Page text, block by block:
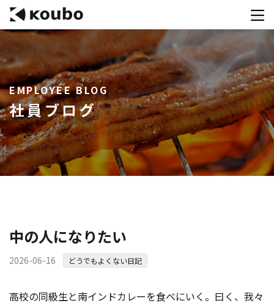
サービス
会社案内
実績紹介
採用情報
資料ダウンロード
コンテストを主催される方へ
公募運営SaaS 「Kouboプランナー」
EMPLOYEE BLOG
社員ブログ
中の人になりたい
2026-06-16 どうでもよくない日記
高校の同級生と南インドカレーを食べにいく。曰く、我々